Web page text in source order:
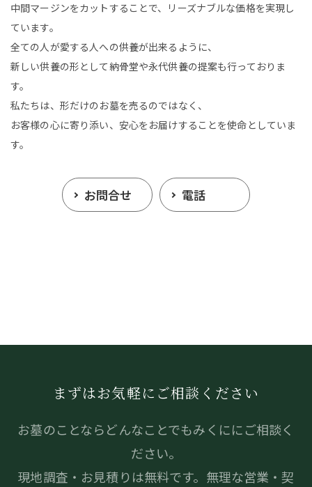
中間マージンをカットすることで、リーズナブルな価格を実現し
ています。
全ての人が愛する人への供養が出来るように、
新しい供養の形として納骨堂や永代供養の提案も行っておりま
す。
私たちは、形だけのお墓を売るのではなく、
お客様の心に寄り添い、安心をお届けすることを使命としていま
す。
お問合せ 電話
まずはお気軽にご相談ください
お墓のことならどんなことでもみくににご相談く
ださい。
現地調査・お見積りは無料です。無理な営業・契